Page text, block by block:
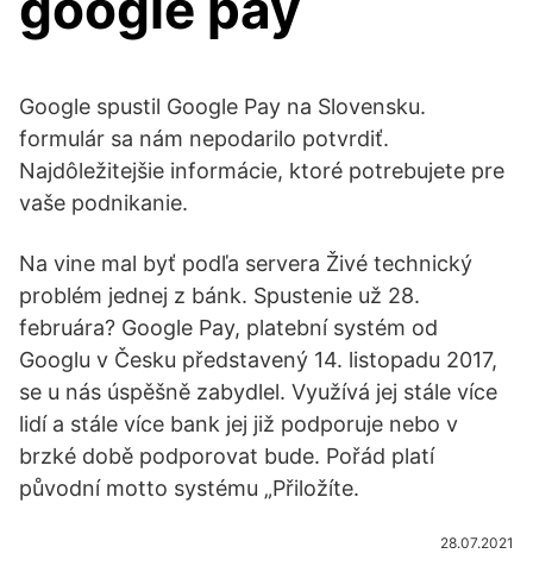
Google spustil Google Pay na Slovensku.
formulár sa nám nepodarilo potvrdiť.
Najdôležitejšie informácie, ktoré potrebujete pre
vaše podnikanie.
Na vine mal byť podľa servera Živé technický
problém jednej z bánk. Spustenie už 28.
februára? Google Pay, platební systém od
Googlu v Česku představený 14. listopadu 2017,
se u nás úspěšně zabydlel. Využívá jej stále více
lidí a stále více bank jej již podporuje nebo v
brzké době podporovat bude. Pořád platí
původní motto systému „Přiložíte.
28.07.2021